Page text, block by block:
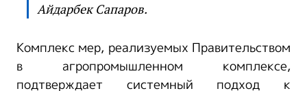
Айдарбек Сапаров.
Комплекс мер, реализуемых Правительством
в агропромышленном комплексе,
подтверждает системный подход к